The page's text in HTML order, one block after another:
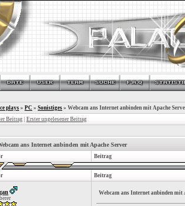
plays » PC » Sonistiges » Webcam ans Internet anbinden mit Apache
Beitrag Erster ungelesener Beitrag
ans Internet anbinden mit Apache Server
Beitrag
Beitrag
Webcam ans Internet anbinden mit